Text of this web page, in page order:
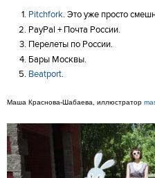
Pitchfork. Это уже просто
PayPal + Почта России.
Перелеты по России.
Бары Москвы.
Beatport.
Маша Краснова-Шабаева, иллюстратор